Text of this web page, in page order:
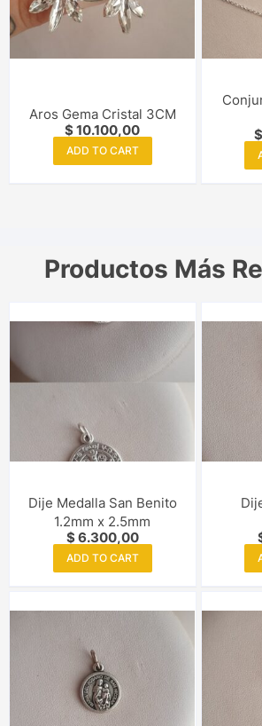
Aros Gema Cristal 3CM
$10.100,00
ADD TO CART
$
Productos Más
Dije Medalla San Benito
1.2mm x 2.5mm
$6.300,00
ADD TO CART